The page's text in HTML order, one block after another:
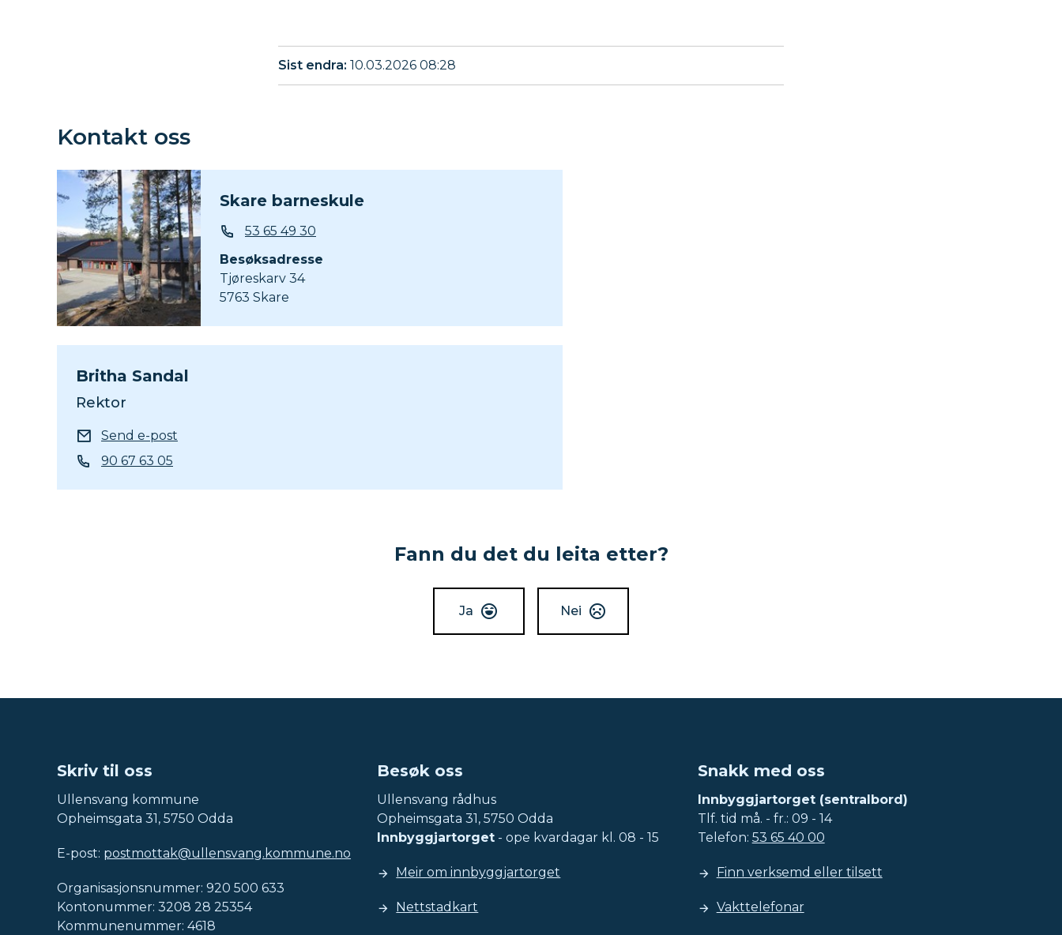
Sist endra 10.03.2026 08:28
Kontakt oss
Skare barneskule
Telefon53 65 49 30
Besøksadresse
Tjøreskarv 34
5763 Skare
Britha Sandal
Rektor
E-postSend e-post
Telefon90 67 63 05
Fann du det du leita etter?
Ja Nei
Skriv til oss
Ullensvang kommune
Opheimsgata 31, 5750 Odda
E-post: postmottak@ullensvang.kommune.no
Organisasjonsnummer: 920 500 633
Kontonummer: 3208 28 25354
Kommunenummer: 4618
Besøk oss
Ullensvang rådhus
Opheimsgata 31, 5750 Odda
Innbyggjartorget - ope kvardagar kl. 08 - 15
Meir om innbyggjartorget
Nettstadkart
Snakk med oss
Innbyggjartorget (sentralbord)
Tlf. tid må. - fr.: 09 - 14
Telefon: 53 65 40 00
Finn verksemd eller tilsett
Vakttelefonar